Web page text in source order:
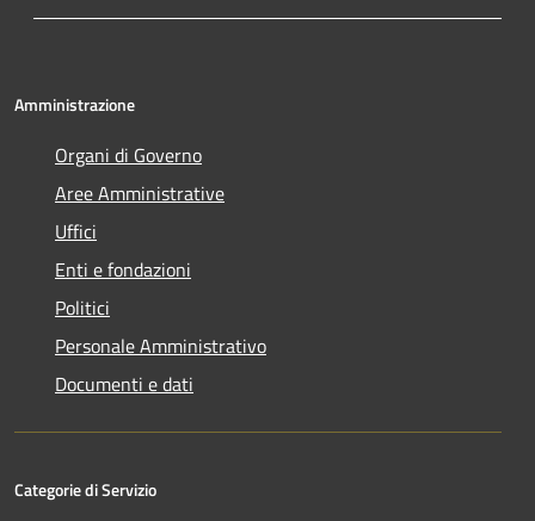
Amministrazione
Organi di Governo
Aree Amministrative
Uffici
Enti e fondazioni
Politici
Personale Amministrativo
Documenti e dati
Categorie di Servizio